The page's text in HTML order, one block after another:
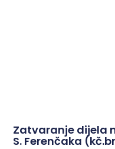
Zatvaranje dijela
S. Ferenčaka